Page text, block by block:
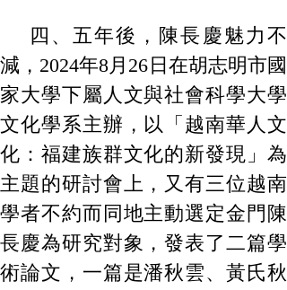
四、五年後，陳長慶魅力不
減，2024年8月26日在胡志明市國
家大學下屬人文與社會科學大學
文化學系主辦，以「越南華人文
化：福建族群文化的新發現」為
主題的研討會上，又有三位越南
學者不約而同地主動選定金門陳
長慶為研究對象，發表了二篇學
術論文，一篇是潘秋雲、黃氏秋